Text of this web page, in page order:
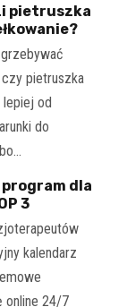
pietruszka
pietruszka
lepiej od
do
dla
3
kalendarz
online 24/7